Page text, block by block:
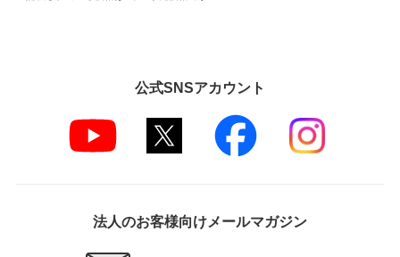
公式SNSアカウント
法人のお客様向けメールマガジン